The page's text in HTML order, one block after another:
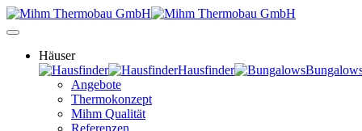
Häuser
Hausfinder
Angebote
Thermokonzept
Mihm Qualität
Referenzen